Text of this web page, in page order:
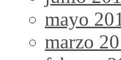
mayo
marzo